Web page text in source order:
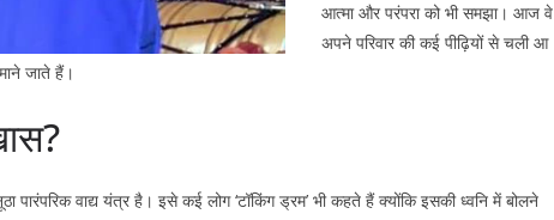
आत्मा और परंपरा को भी समझा। आज वे
अपने परिवार की कई पीढ़ियों से चली आ
जाते हैं।
वाद्य यंत्र है। इसे कई लोग ‘टॉकिंग ड्रम’ भी कहते हैं क्योंकि इसकी ध्वनि में बोलने